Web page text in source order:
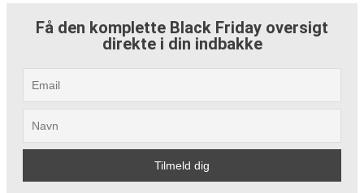
Få den komplette Black Friday oversigt
direkte i din indbakke